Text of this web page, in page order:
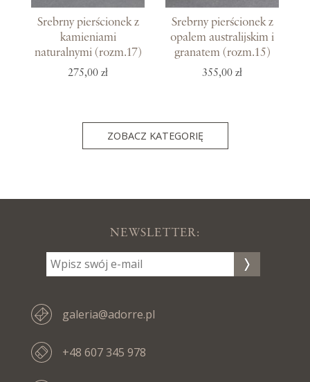
Srebrny pierścionek z
kamieniami
naturalnymi (rozm.17)
275,00 zł
Srebrny pierścionek z
opalem australijskim i
granatem (rozm.15)
355,00 zł
ZOBACZ KATEGORIĘ
NEWSLETTER:
galeria@adorre.pl
+48 607 345 978